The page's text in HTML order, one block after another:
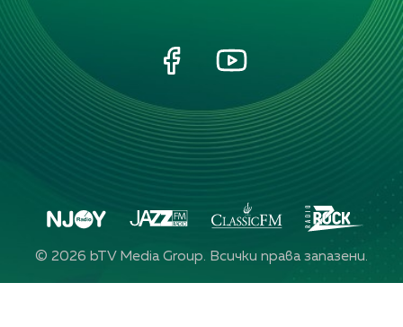
© 2026 bTV Media Group. Всички права запазени.